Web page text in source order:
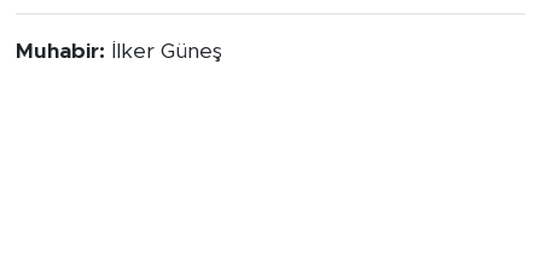
Muhabir: İlker Güneş